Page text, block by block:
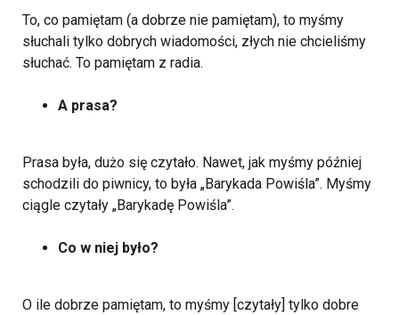
To, co pamiętam (a dobrze nie pamiętam), to myśmy
słuchali tylko dobrych wiadomości, złych nie chcieliśmy
słuchać. To pamiętam z radia.
A prasa?
Prasa była, dużo się czytało. Nawet, jak myśmy później
schodzili do piwnicy, to była „Barykada Powiśla”. Myśmy
ciągle czytały „Barykadę Powiśla”.
Co w niej było?
O ile dobrze pamiętam, to myśmy [czytały] tylko dobre